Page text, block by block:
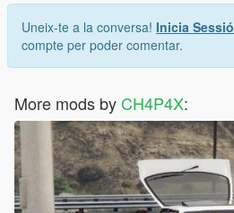
Uneix-te a la conversa! Inicia Sessió
compte per poder comentar.
More mods by CH4P4X: